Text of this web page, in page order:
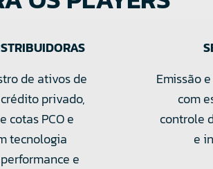
ativos de emissão
privado e fundos
e segurança.
e custos diretos,
adicionais por uso.